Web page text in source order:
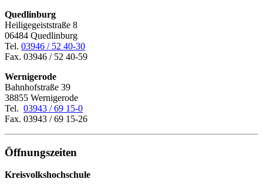
Quedlinburg
Heiligegeiststraße 8
06484 Quedlinburg
Tel. 03946 / 52 40-30
Fax. 03946 / 52 40-59
Wernigerode
Bahnhofstraße 39
38855 Wernigerode
Tel. 03943 / 69 15-0
Fax. 03943 / 69 15-26
Öffnungszeiten
Kreisvolkshochschule